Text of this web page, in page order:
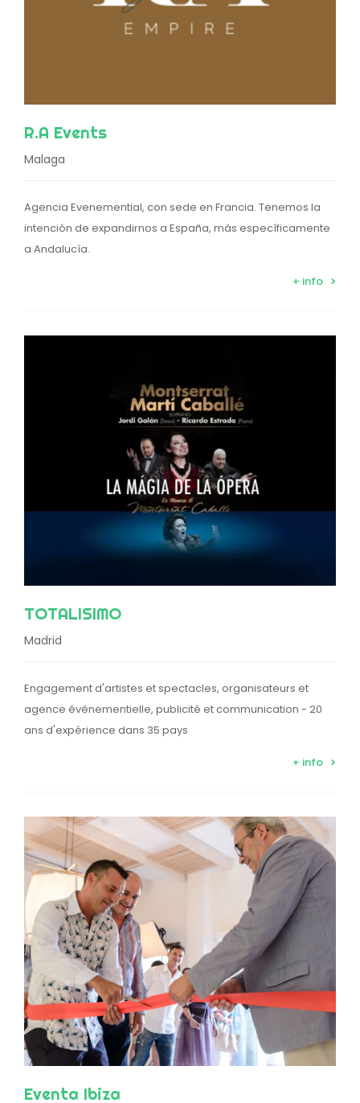
R.A Events
Malaga
Agencia Evenemential, con sede en Francia. Tenemos la
intención de expandirnos a España, más específicamente
a Andalucía.
+ info
TOTALISIMO
Madrid
Engagement d'artistes et spectacles, organisateurs et
agence événementielle, publicité et communication - 20
ans d'expérience dans 35 pays
+ info
Eventa Ibiza